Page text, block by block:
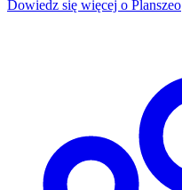
Dowiedz się więcej o Planszeo